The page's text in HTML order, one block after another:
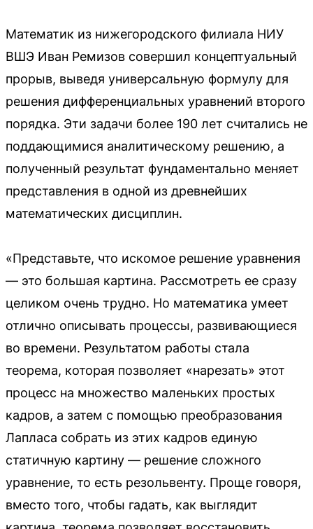
Математик из нижегородского филиала НИУ
ВШЭ Иван Ремизов совершил концептуальный
прорыв, выведя универсальную формулу для
решения дифференциальных уравнений второго
порядка. Эти задачи более 190 лет считались не
поддающимися аналитическому решению, а
полученный результат фундаментально меняет
представления в одной из древнейших
математических дисциплин.
«Представьте, что искомое решение уравнения
— это большая картина. Рассмотреть ее сразу
целиком очень трудно. Но математика умеет
отлично описывать процессы, развивающиеся
во времени. Результатом работы стала
теорема, которая позволяет «нарезать» этот
процесс на множество маленьких простых
кадров, а затем с помощью преобразования
Лапласа собрать из этих кадров единую
статичную картину — решение сложного
уравнение, то есть резольвенту. Проще говоря,
вместо того, чтобы гадать, как выглядит